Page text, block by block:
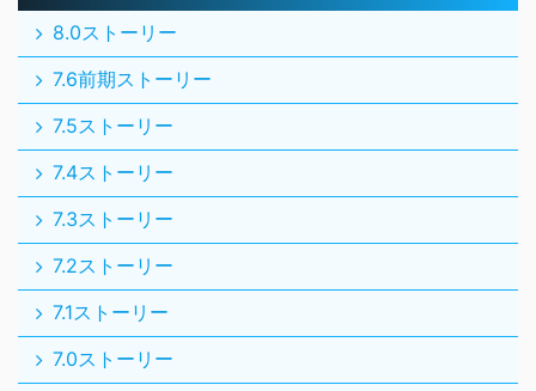
8.0ストーリー
7.6前期ストーリー
7.5ストーリー
7.4ストーリー
7.3ストーリー
7.2ストーリー
7.1ストーリー
7.0ストーリー